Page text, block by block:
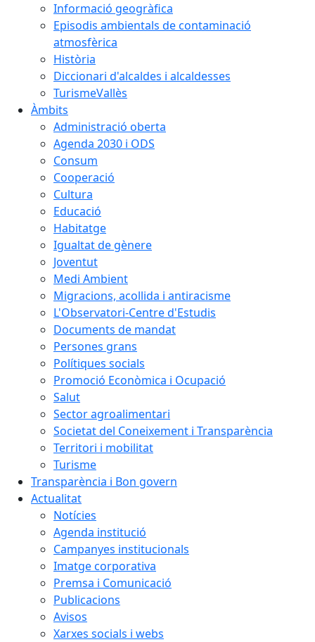
Informació geogràfica
Episodis ambientals de contaminació
atmosfèrica
Història
Diccionari d'alcaldes i alcaldesses
TurismeVallès
Àmbits
Administració oberta
Agenda 2030 i ODS
Consum
Cooperació
Cultura
Educació
Habitatge
Igualtat de gènere
Joventut
Medi Ambient
Migracions, acollida i antiracisme
L'Observatori-Centre d'Estudis
Documents de mandat
Persones grans
Polítiques socials
Promoció Econòmica i Ocupació
Salut
Sector agroalimentari
Societat del Coneixement i Transparència
Territori i mobilitat
Turisme
Transparència i Bon govern
Actualitat
Notícies
Agenda institució
Campanyes institucionals
Imatge corporativa
Premsa i Comunicació
Publicacions
Avisos
Xarxes socials i webs